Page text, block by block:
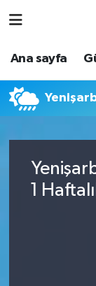
Ana sayfa
1
Ana sayfa
Sağlık
Spor
Eskişehir
Eskişehir
Süper Lig